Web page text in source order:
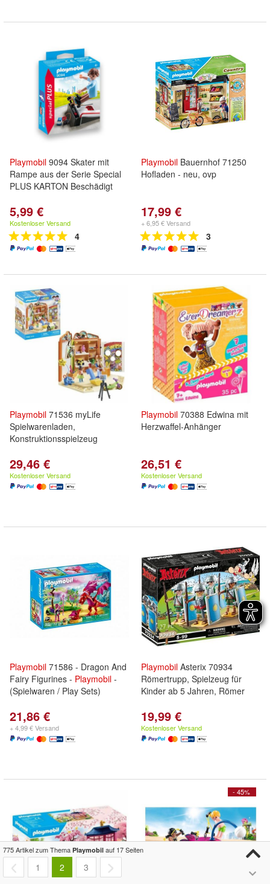
Playmobil 9094 Skater mit
Rampe aus der Serie Special
PLUS KARTON Beschädigt
5,99 €
Kostenloser Versand
4
Playmobil Bauernhof 71250
Hofladen - neu, ovp
17,99 €
+ 6,95 € Versand
3
Playmobil 71536 myLife
Spielwarenladen,
Konstruktionsspielzeug
29,46 €
Kostenloser Versand
Playmobil 70388 Edwina mit
Herzwaffel-Anhänger
26,51 €
Kostenloser Versand
Playmobil 71586 - Dragon And
Fairy Figurines - Playmobil -
(Spielwaren / Play Sets)
21,86 €
+ 4,99 € Versand
Playmobil Asterix 70934
Römertrupp, Spielzeug für
Kinder ab 5 Jahren, Römer
19,99 €
Kostenloser Versand
- 45%
775 Artikel zum Thema Playmobil auf 17 Seiten
1 2 3